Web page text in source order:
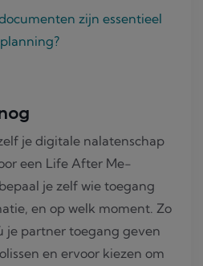
zijn essentieel
je digitale nalatenschap
een Life After Me-
je zelf wie toegang
en op welk moment. Zo
je partner toegang geven
en ervoor kiezen om